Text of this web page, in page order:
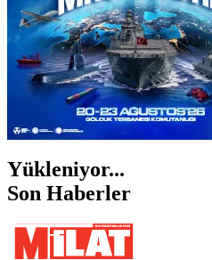
Yükleniyor...
Son Haberler